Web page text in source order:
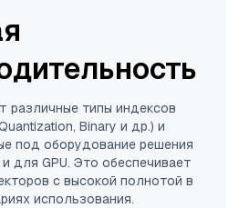
различные типы индексов
Binary и др.) и
под оборудование решения
для GPU. Это обеспечивает
с высокой полнотой в
использования.